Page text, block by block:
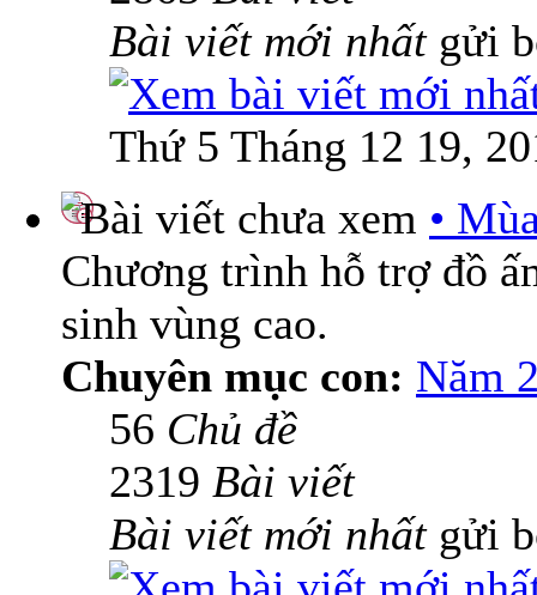
Bài viết mới nhấtgửi
Thứ 5 Tháng 12 19,
•
Chương trình hỗ trợ đồ
sinh vùng cao.
Chuyên mục con: Năm
56 Chủ đề
2319 Bài viết
Bài viết mới nhấtgửi